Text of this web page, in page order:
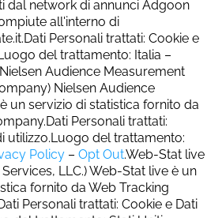
dal network di annunci Adgoon
all'interno di
Personali trattati: Cookie e
del trattamento: Italia –
Audience Measurement
Nielsen Audience
un servizio di statistica fornito da
Personali trattati:
utilizzo.Luogo del trattamento:
Policy – Opt Out.Web-Stat live
LLC.) Web-Stat live è un
fornito da Web Tracking
Personali trattati: Cookie e Dati